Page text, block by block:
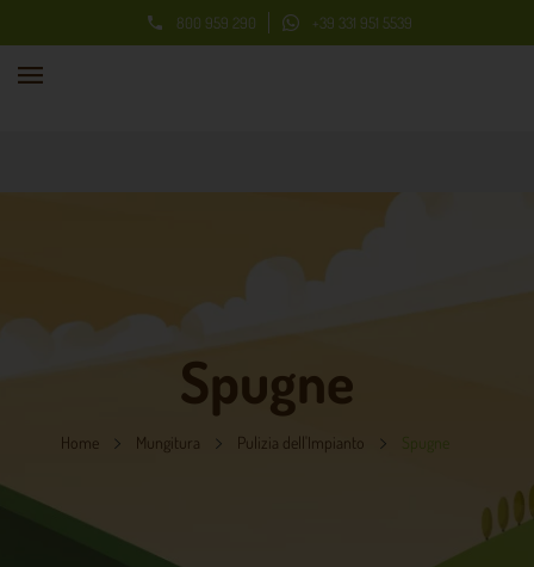
 800 959 290 +39 331 951 5539
Spugne
Home Mungitura Pulizia dell'Impianto